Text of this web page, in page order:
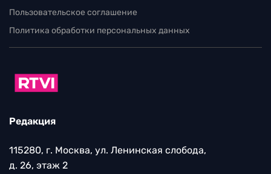
Пользовательское соглашение
Политика обработки персональных данных
Редакция
115280, г. Москва, ул. Ленинская слобода,
д. 26, этаж 2